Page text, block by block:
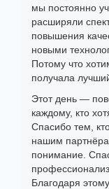
мы постоянно
расширяли
повышения
новыми
Потому что
получала
Этот день —
каждому, кто
Спасибо тем,
нашим
понимание.
Благодаря